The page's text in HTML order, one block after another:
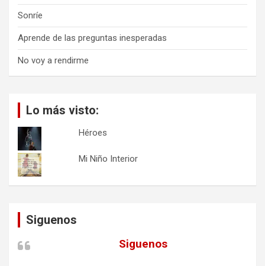
Sonríe
Aprende de las preguntas inesperadas
No voy a rendirme
Lo más visto:
Héroes
Mi Niño Interior
Siguenos
Siguenos